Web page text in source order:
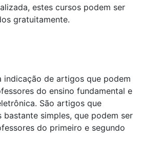
estes cursos podem ser
gratuitamente.
indicação de artigos que podem
do ensino fundamental e
São artigos que
simples, que podem ser
do primeiro e segundo